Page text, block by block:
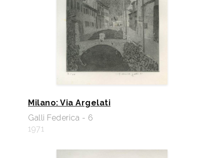
Milano: Via Argelati
Galli Federica - 6
1971